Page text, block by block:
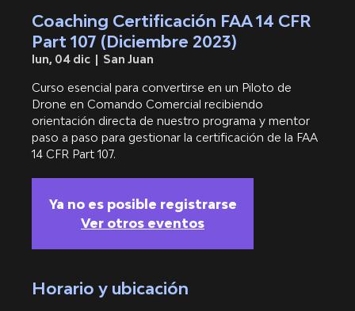
Coaching Certificación FAA 14 CFR
Part 107 (Diciembre 2023)
lun, 04 dic
  |
San Juan
Curso esencial para convertirse en un Piloto de
Drone en Comando Comercial recibiendo
orientación directa de nuestro programa y mentor
paso a paso para gestionar la certificación de la FAA
14 CFR Part 107.
Ya no es posible registrarse
Ver otros eventos
Horario y ubicación